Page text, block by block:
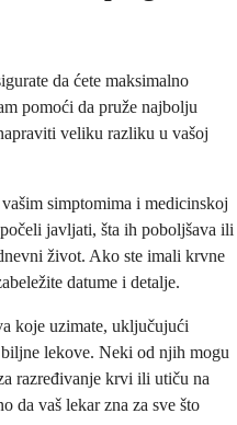
da ćete maksimalno
pomoći da pruže najbolju
veliku razliku u vašoj
simptomima i medicinskoj
javljati, šta ih poboljšava ili
život. Ako ste imali krvne
datume i detalje.
koje uzimate, uključujući
lekove. Neki od njih mogu
razređivanje krvi ili utiču na
da vaš lekar zna za sve što